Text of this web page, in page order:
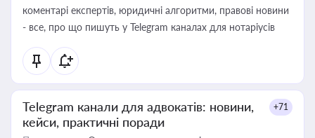
коментарі експертів, юридичні алгоритми, правові новини
- все, про що пишуть у Telegram каналах для нотаріусів
Telegram канали для адвокатів: новини,
кейси, практичні поради
+71